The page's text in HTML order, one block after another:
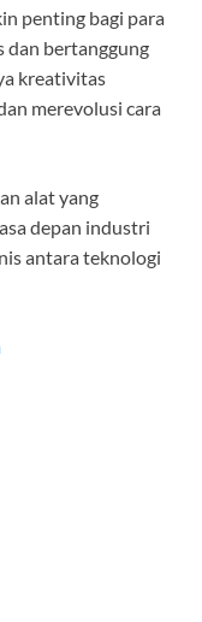
penting bagi para
dan bertanggung
kreativitas
merevolusi cara
alat yang
depan industri
antara teknologi